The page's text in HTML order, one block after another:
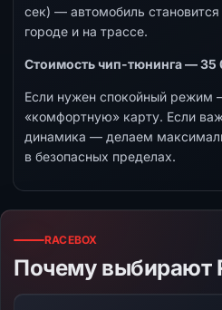
сек) — автомобиль
городе и на трассе.
Стоимость чип-тюнинга — 35
Если нужен спокойный режим
«комфортную» карту. Если
динамика — делаем
в безопасных пределах.
RACEBOX
Почему выбирают